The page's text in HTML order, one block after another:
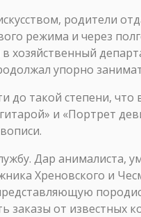
родители
режима и через
хозяйственный
упорно
до такой степени,
и «Портрет
Дар
Хреновского и
заказы от